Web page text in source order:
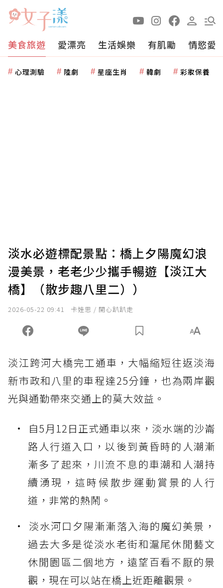
美食旅遊 愛漂亮 生活娛樂 有肌勵 情慾愛
心理測驗 陸劇 星座生肖 韓劇 彩妝保養
淡水必遊標配景點：橋上夕陽魔幻浪
漫美景，老老少少攜手暢遊【淡江大
橋】（散步趣八里二））
2026-05-22 09:41 卡娃思 / 開心趴趴走
淡江跨河大橋完工通車， 大幅縮短往返淡海
新市政和八里的車程達25分鐘，也為兩岸觀
光與通勤帶來交通上的莫大效益。
自5月12日正式通車以來，淡水端的沙崙
路人行道入口，以後到黃昏時的人潮漸
漸多了起來，川流不息的車潮和人潮持
續湧現，這時候散步運動賞景的人行
道，非常的熱鬧。
淡水河口夕陽漸漸落入海的魔幻美景，
過去大多是從淡水老街和滬尾休閒藝文
休閒園區二個地方，遠望百看不厭的景
觀，現在可以站在橋上近距離觀景。